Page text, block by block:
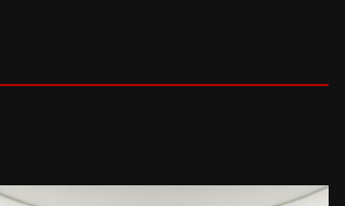
(130 EUR), Volkswagen Extra